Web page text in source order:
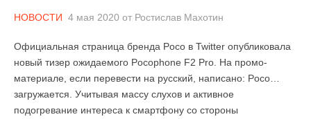
НОВОСТИ 4 мая 2020 от Ростислав Махотин
Официальная страница бренда Poco в Twitter опубликовала
новый тизер ожидаемого Pocophone F2 Pro. На промо-
материале, если перевести на русский, написано: Poco…
загружается. Учитывая массу слухов и активное
подогревание интереса к смартфону со стороны